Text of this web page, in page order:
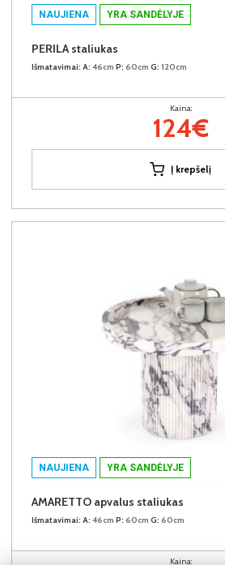
NAUJIENA YRA SANDĖLYJE
PERILA staliukas
Išmatavimai: A: 46cm P: 60cm G: 120cm
Kaina:
124€
Į krepšelį
NAUJIENA YRA SANDĖLYJE
AMARETTO apvalus staliukas
Išmatavimai: A: 46cm P: 60cm G: 60cm
Kaina: